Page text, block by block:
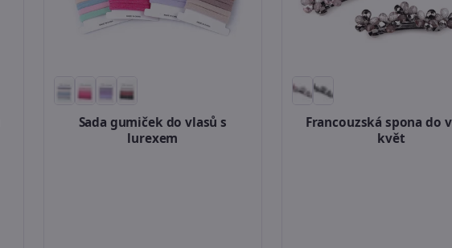
Sada gumiček do vlasů s
lurexem
Francouzská spona do
květ